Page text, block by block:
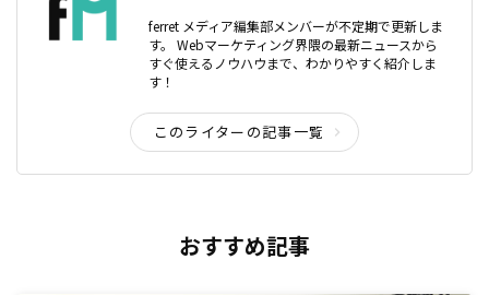
ferret メディア編集部メンバーが不定期で更新しま
す。 Webマーケティング界隈の最新ニュースから
すぐ使えるノウハウまで、わかりやすく紹介しま
す！
このライターの記事一覧
おすすめ記事